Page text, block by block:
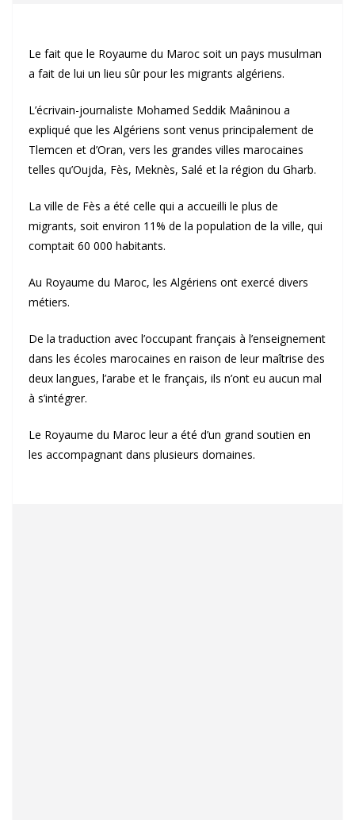
Le fait que le Royaume du Maroc soit un pays musulman
a fait de lui un lieu sûr pour les migrants algériens.
L’écrivain-journaliste Mohamed Seddik Maâninou a
expliqué que les Algériens sont venus principalement de
Tlemcen et d’Oran, vers les grandes villes marocaines
telles qu’Oujda, Fès, Meknès, Salé et la région du Gharb.
La ville de Fès a été celle qui a accueilli le plus de
migrants, soit environ 11% de la population de la ville, qui
comptait 60 000 habitants.
Au Royaume du Maroc, les Algériens ont exercé divers
métiers.
De la traduction avec l’occupant français à l’enseignement
dans les écoles marocaines en raison de leur maîtrise des
deux langues, l’arabe et le français, ils n’ont eu aucun mal
à s’intégrer.
Le Royaume du Maroc leur a été d’un grand soutien en
les accompagnant dans plusieurs domaines.